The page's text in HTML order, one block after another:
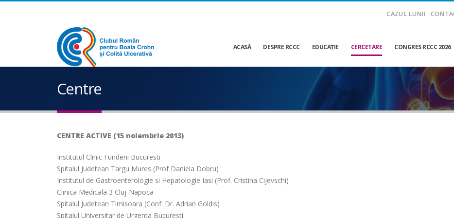
CAZUL LUNII
ACASĂ DESPRE RCCC EDUCAŢIE CERCETARE CONGRES RCCC 2026
Centre
CENTRE ACTIVE (15 noiembrie 2013)
Institutul Clinic Fundeni Bucuresti
Spitalul Judetean Targu Mures (Prof Daniela Dobru)
Institutul de Gastroenterologie si Hepatologie Iasi (Prof. Cristina Cijevschi)
Clinica Medicala 3 Cluj-Napoca
Spitalul Judetean Timisoara (Conf. Dr. Adrian Goldis)
Spitalul Universitar de Urgenta Bucuresti